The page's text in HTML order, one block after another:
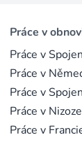
Práce v
Práce v
Práce v
Práce v
Práce v
Práce v